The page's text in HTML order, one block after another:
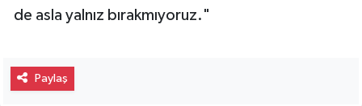
de asla yalnız bırakmıyoruz."
Paylaş